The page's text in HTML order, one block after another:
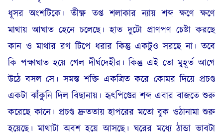
ধূসর অংশটিকে। তীক্ষ্ন তপ্ত শলাকার ন্যায় শব্দ ক্ষণে ক্ষণে
মাথায় আঘাত হেনে চলেছে। হাত দুটো প্রাণপণ চেষ্টা করছে
কান ও মাথার রগ টিপে ধরার কিন্তু একটুও সরছে না। তবে
কি পক্ষাঘাত হয়ে গেল দীর্ঘদেহীর। কিন্তু এই তো মুহূর্ত আগে
উঠে বসল সে। সমস্ত শক্তি একত্রিত করে কোমর দিয়ে প্রচণ্ড
একটা ঝাঁকুনি দিল বিছানায়। হৃৎপিণ্ডের শব্দ এবার বাজতে শুরু
করেছে কানে। প্রচণ্ড দ্রুততায় হাপরের মতো বুক ওঠানামা শুরু
হয়েছে। মাথাটা অবশ হয়ে আসছে। ঘরের মধ্যে ঠান্ডা ভাবটা